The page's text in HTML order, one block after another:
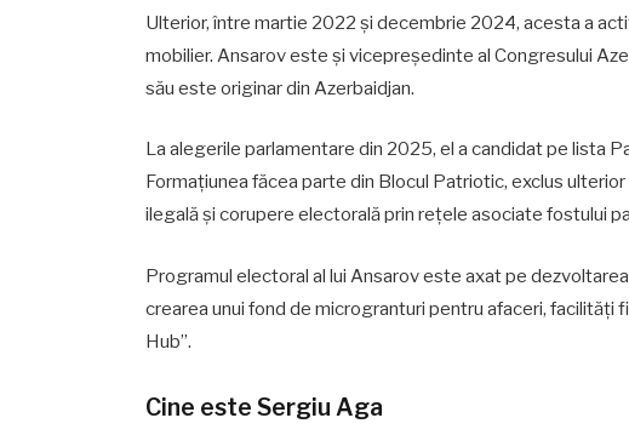
Ulterior, între martie 2022 și decembrie 2024, acesta a
mobilier. Ansarov este și vicepreședinte al Congresului
său este originar din Azerbaidjan.
La alegerile parlamentare din 2025, el a candidat pe lista
Formațiunea făcea parte din Blocul Patriotic, exclus
ilegală și corupere electorală prin rețele asociate fostului
Programul electoral al lui Ansarov este axat pe
crearea unui fond de microgranturi pentru afaceri, facilități
Hub”.
Cine este Sergiu Aga